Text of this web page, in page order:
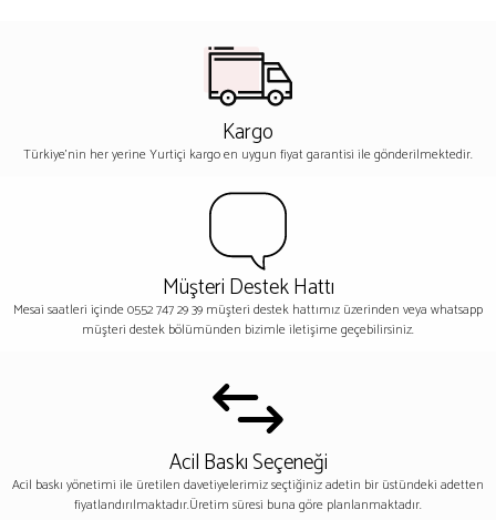
Kargo
Türkiye'nin her yerine Yurtiçi kargo en uygun fiyat garantisi ile gönderilmektedir.
Müşteri Destek Hattı
Mesai saatleri içinde 0552 747 29 39 müşteri destek hattımız üzerinden veya whatsapp
müşteri destek bölümünden bizimle iletişime geçebilirsiniz.
Acil Baskı Seçeneği
Acil baskı yönetimi ile üretilen davetiyelerimiz seçtiğiniz adetin bir üstündeki adetten
fiyatlandırılmaktadır.Üretim süresi buna göre planlanmaktadır.